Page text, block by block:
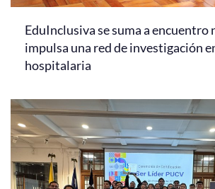
EduInclusiva se suma a encuentro
impulsa una red de investigación
hospitalaria